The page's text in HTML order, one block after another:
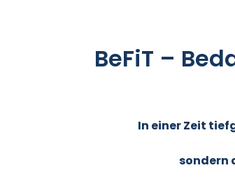
BeFiT –
In einer Zeit
sondern